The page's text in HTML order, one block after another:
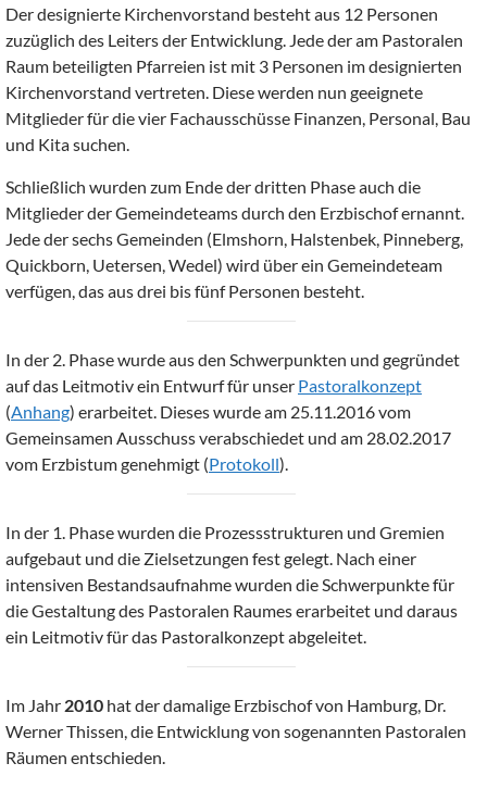
Der designierte Kirchenvorstand besteht aus 12 Personen
zuzüglich des Leiters der Entwicklung. Jede der am Pastoralen
Raum beteiligten Pfarreien ist mit 3 Personen im designierten
Kirchenvorstand vertreten. Diese werden nun geeignete
Mitglieder für die vier Fachausschüsse Finanzen, Personal, Bau
und Kita suchen.
Schließlich wurden zum Ende der dritten Phase auch die
Mitglieder der Gemeindeteams durch den Erzbischof ernannt.
Jede der sechs Gemeinden (Elmshorn, Halstenbek, Pinneberg,
Quickborn, Uetersen, Wedel) wird über ein Gemeindeteam
verfügen, das aus drei bis fünf Personen besteht.
In der 2. Phase wurde aus den Schwerpunkten und gegründet
auf das Leitmotiv ein Entwurf für unser Pastoralkonzept
(Anhang) erarbeitet. Dieses wurde am 25.11.2016 vom
Gemeinsamen Ausschuss verabschiedet und am 28.02.2017
vom Erzbistum genehmigt (Protokoll).
In der 1. Phase wurden die Prozessstrukturen und Gremien
aufgebaut und die Zielsetzungen fest gelegt. Nach einer
intensiven Bestandsaufnahme wurden die Schwerpunkte für
die Gestaltung des Pastoralen Raumes erarbeitet und daraus
ein Leitmotiv für das Pastoralkonzept abgeleitet.
Im Jahr 2010 hat der damalige Erzbischof von Hamburg, Dr.
Werner Thissen, die Entwicklung von sogenannten Pastoralen
Räumen entschieden.